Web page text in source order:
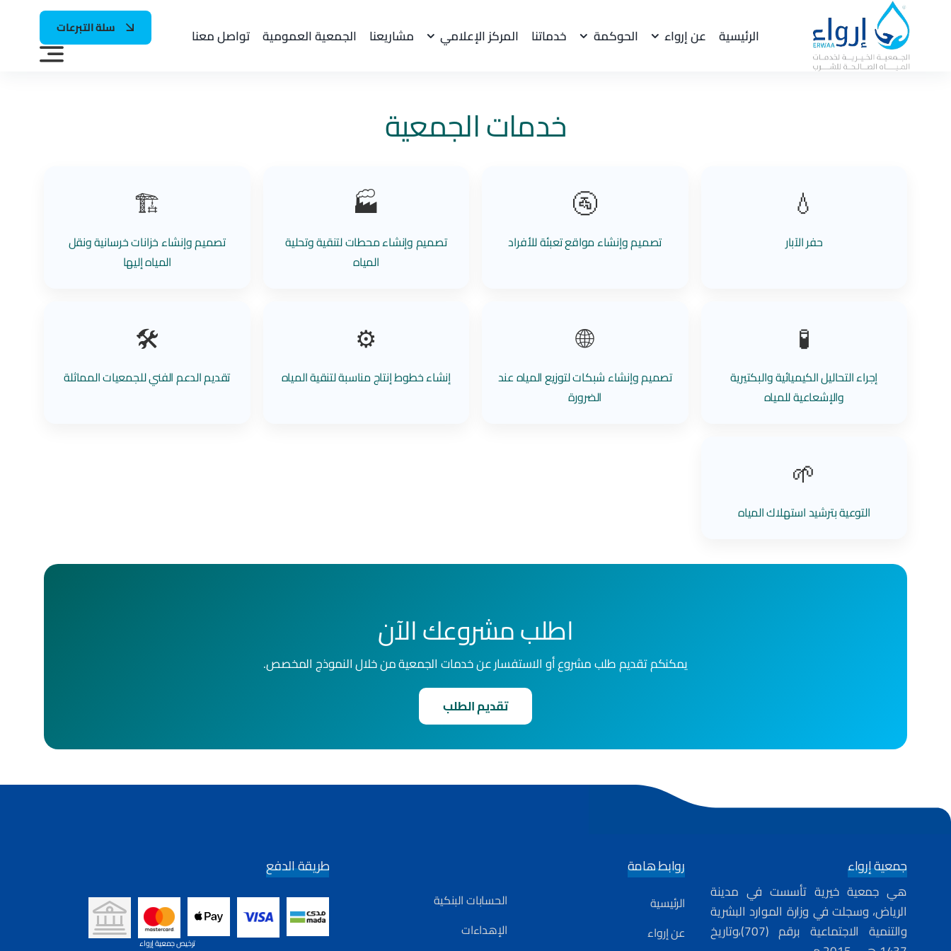
الرئيسية عن إرواء الحوكمة خدماتنا المركز الإعلامي مشاريعنا الجمعية العمومية تواصل معنا سلة التبرعات
خدمات الجمعية
💧
حفر الآبار
🚰
تصميم وإنشاء مواقع تعبئة للأفراد
🏭
تصميم وإنشاء محطات لتنقية وتحلية
المياه
🏗️
تصميم وإنشاء خزانات خرسانية ونقل
المياه إليها
🧪
إجراء التحاليل الكيميائية والبكتيرية
والإشعاعية للمياه
🌐
تصميم وإنشاء شبكات لتوزيع المياه عند
الضرورة
⚙️
إنشاء خطوط إنتاج مناسبة لتنقية المياه
🛠️
تقديم الدعم الفني للجمعيات المماثلة
🌱
التوعية بترشيد استهلاك المياه
اطلب مشروعك الآن
يمكنكم تقديم طلب مشروع أو الاستفسار عن خدمات الجمعية من خلال النموذج المخصص.
تقديم الطلب
جمعية إرواء
هي جمعية خيرية تأسست في مدينة
الرياض، وسجلت في وزارة الموارد البشرية
والتنمية الاجتماعية برقم (707)،وتاريخ
روابط هامة
الرئيسية
عن إرواء
الحسابات البنكية
الإهداءات
طريقة الدفع
ترخيص جمعية إرواء